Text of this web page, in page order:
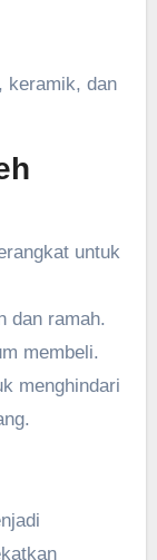
dan
untuk
dan ramah.
membeli.
menghindari